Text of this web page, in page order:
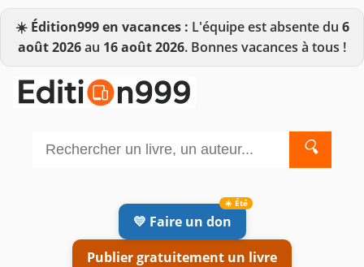
☀️ Édition999 en vacances : L'équipe est absente du 6
août 2026au 16 août 2026. Bonnes vacances à tous !
🔍
💛 Faire un don
Publier gratuitement un livre